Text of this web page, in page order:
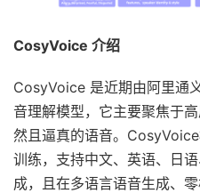
CosyVoice 介绍
CosyVoice 是近期由阿里通
音理解模型，它主要聚焦于
然且逼真的语音。
训练，支持中文、英语、日
成，且在多语言语音生成、